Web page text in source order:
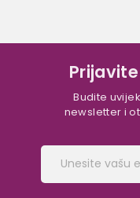
Budite
newsletter i